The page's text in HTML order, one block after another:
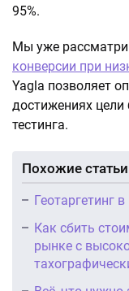
95%.
Мы уже
конверсии при
Yagla позволяет
достижениях цели
тестинга.
Похожие статьи
Геотаргетинг
Как сбить
рынке с